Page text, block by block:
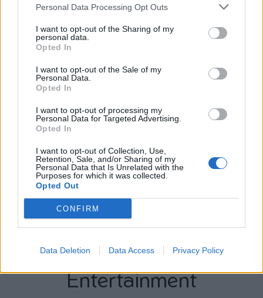
Personal Data Processing Opt Outs
I want to opt-out of the Sharing of my
personal data.
Opted In
I want to opt-out of the Sale of my
Personal Data.
Opted In
I want to opt-out of processing my
Personal Data for Targeted Advertising.
Opted In
I want to opt-out of Collection, Use,
Retention, Sale, and/or Sharing of my
Personal Data that Is Unrelated with the
Purposes for which it was collected.
Opted Out
CONFIRM
Data Deletion Data Access Privacy Policy
Περισσότερα Θέματα
Entertainment